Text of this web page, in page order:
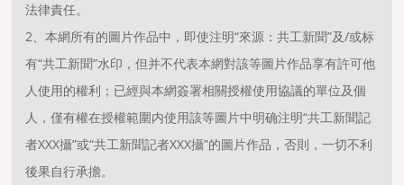
法律責任。
2、本網所有的圖片作品中，即使注明“來源：共工新聞”及/或标
有“共工新聞”水印，但并不代表本網對該等圖片作品享有許可他
人使用的權利；已經與本網簽署相關授權使用協議的單位及個
人，僅有權在授權範圍内使用該等圖片中明确注明“共工新聞記
者XXX攝”或“共工新聞記者XXX攝”的圖片作品，否則，一切不利
後果自行承擔。